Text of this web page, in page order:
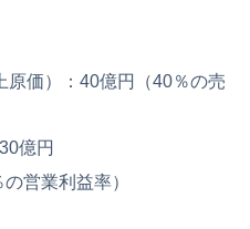
原価）：40億円（40％の売
億円
営業利益率）